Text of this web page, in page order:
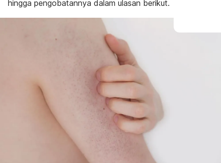
hingga pengobatannya dalam ulasan berikut.